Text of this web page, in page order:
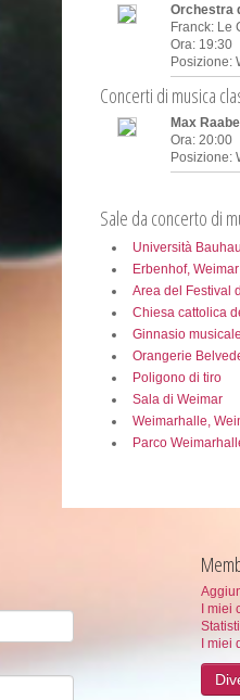
Orchestra
Franck: Le
Ora: 19:30
Posizione:
Concerti di musica
Max
Ora: 20:00
Posizione:
Sale da concerto di
Università
Erbenhof, Weimar
Area del Festival
Chiesa cattolica
Ginnasio
Orangerie
Poligono di tiro
Sala di Weimar
Weimarhalle,
Parco
I miei
I miei